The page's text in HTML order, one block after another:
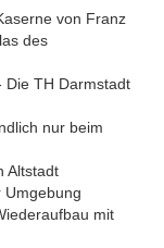
von Franz
des
Die TH Darmstadt
nur beim
Altstadt
Umgebung
mit